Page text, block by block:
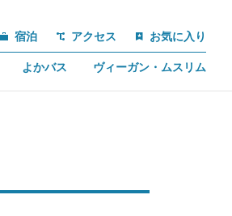
宿泊 アクセス お気に入り
よかバス ヴィーガン・ムスリム